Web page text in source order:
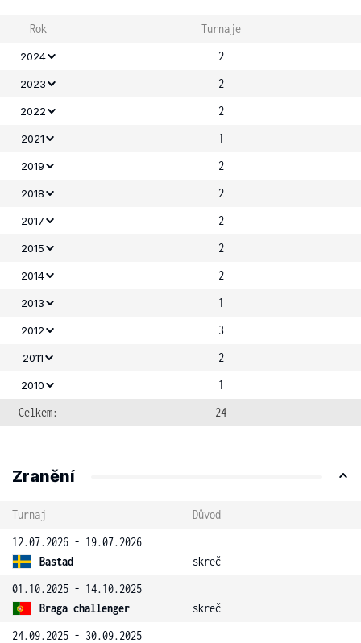
Rok Turnaje
2024 2
2023 2
2022 2
2021 1
2019 2
2018 2
2017 2
2015 2
2014 2
2013 1
2012 3
2011 2
2010
1
Celkem:
24
Zranění
Turnaj
Důvod
12.07.2026 - 19.07.2026
Bastad
skreč
01.10.2025 - 14.10.2025
Braga challenger
skreč
24.09.2025 - 30.09.2025